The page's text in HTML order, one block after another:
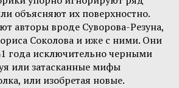
объясняют их поверхностно.
авторы вроде Суворова-Резуна,
Соколова и иже с ними. Они
года исключительно черными
или затасканные мифы
или изобретая новые.